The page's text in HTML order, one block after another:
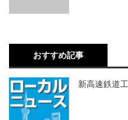
おすすめ記事
新高速鉄道